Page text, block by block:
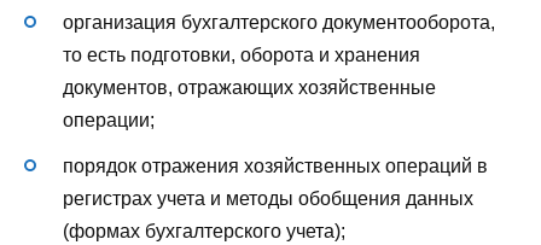
организация бухгалтерского документооборота,
то есть подготовки, оборота и хранения
документов, отражающих хозяйственные
операции;
порядок отражения хозяйственных операций в
регистрах учета и методы обобщения данных
(формах бухгалтерского учета);